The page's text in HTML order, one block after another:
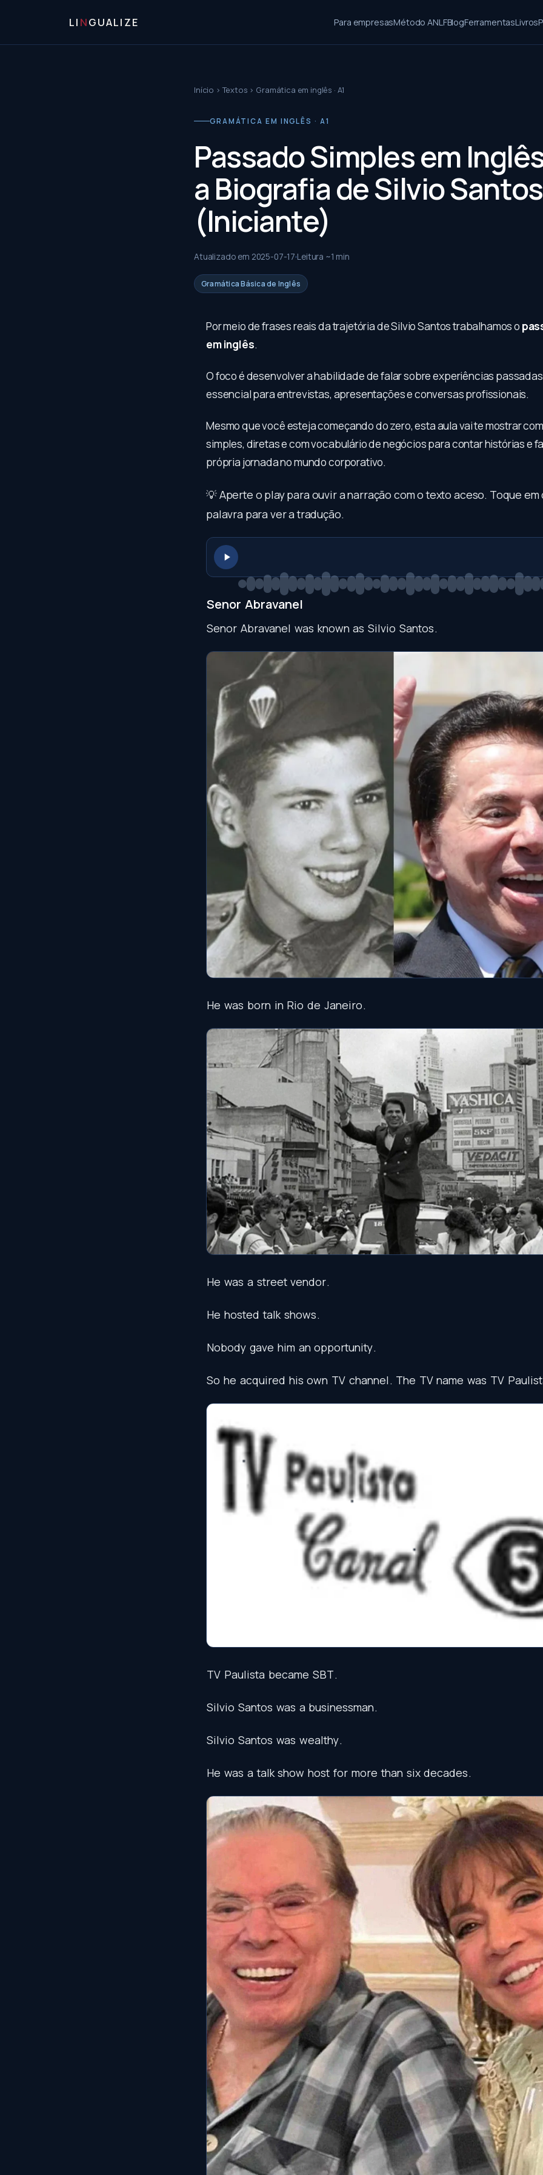
LI NGUALIZE Para empresasMétodo ANLFBlogFerramentasLivros
Início ›Textos › Gramática em inglês · A1
GRAMÁTICA EM INGLÊS · A1
Passado Simples em
a Biografia de Silvio Santos
(Iniciante)
Atualizado em 2025-07-17 Leitura ~1 min
Gramática Básica de Inglês
Por meio de frases reais da trajetória de Silvio Santos trabalhamos o
em inglês.
O foco é desenvolver a habilidade de falar sobre experiências
essencial para entrevistas, apresentações e conversas profissionais.
Mesmo que você esteja começando do zero, esta aula vai te mostrar
simples, diretas e com vocabulário de negócios para contar histórias e
própria jornada no mundo corporativo.
💡 Aperte o play para ouvir a narração com o texto aceso. Toque
palavra para ver a tradução.
Senor Abravanel
Senor Abravanel was known as Silvio Santos.
He was born in Rio de Janeiro.
He was a street vendor.
He hosted talk shows.
Nobody gave him an opportunity.
So he acquired his own TV channel. The TV name was TV
TV Paulista became SBT.
Silvio Santos was a businessman.
Silvio Santos was wealthy.
He was a talk show host for more than six decades.